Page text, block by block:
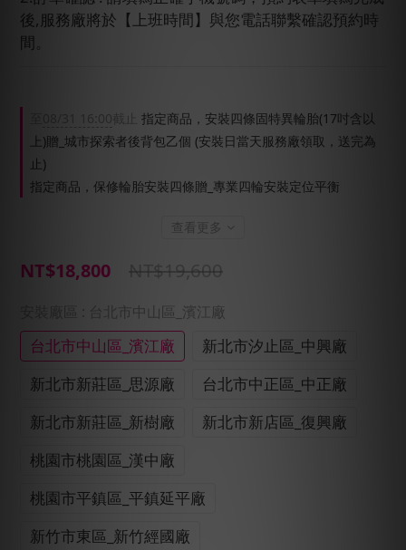
後,服務廠將於【上班時間】與您電話聯繫確認預約時
間。
截止 指定商品，安裝四條固特異輪胎(17吋含以
上)贈_城市探索者後背包乙個 (安裝日當天服務廠領取，送完為
止)
指定商品，保修輪胎安裝四條贈_專業四輪安裝定位平衡
查看更多
NT$18,800 NT$19,600
: 台北市中山區_濱江廠
台北市中山區_濱江廠
新北市汐止區_中興廠
新北市新莊區_思源廠
台北市中正區_中正廠
新北市新莊區_新樹廠
新北市新店區_復興廠
桃園市桃園區_漢中廠
桃園市平鎮區_平鎮延平廠
新竹市東區_新竹經國廠